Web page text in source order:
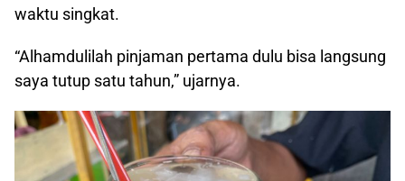
waktu singkat.
“Alhamdulilah pinjaman pertama dulu bisa langsung
saya tutup satu tahun,” ujarnya.